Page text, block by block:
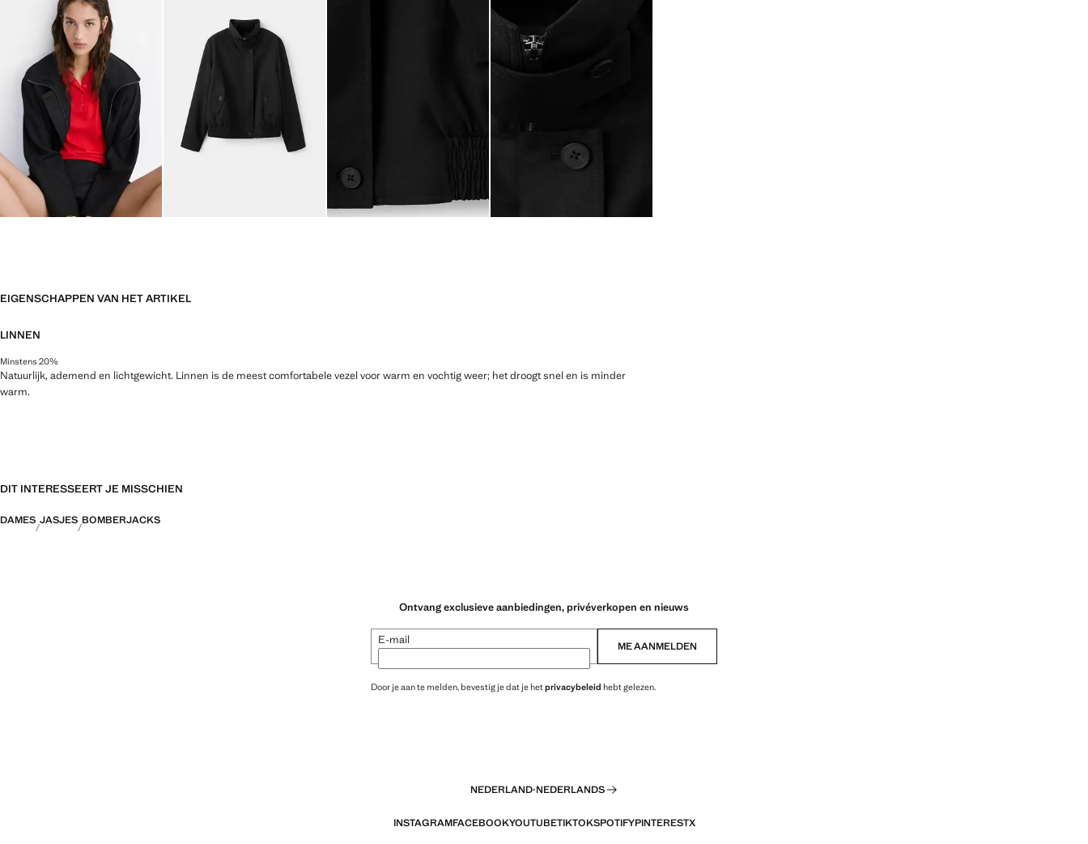
EIGENSCHAPPEN VAN HET ARTIKEL
LINNEN
Minstens 20%
Natuurlijk, ademend en lichtgewicht. Linnen is de meest comfortabele vezel voor warm en vochtig weer; het droogt snel en is minder
warm.
DIT INTERESSEERT JE MISSCHIEN
DAMES JASJES BOMBERJACKS
Ontvang exclusieve aanbiedingen, privéverkopen en nieuws
E-mail ME AANMELDEN
Door je aan te melden, bevestig je dat je hetprivacybeleid hebt gelezen.
NEDERLAND·NEDERLANDS
INSTAGRAMFACEBOOKYOUTUBETIKTOKSPOTIFYPINTERESTX